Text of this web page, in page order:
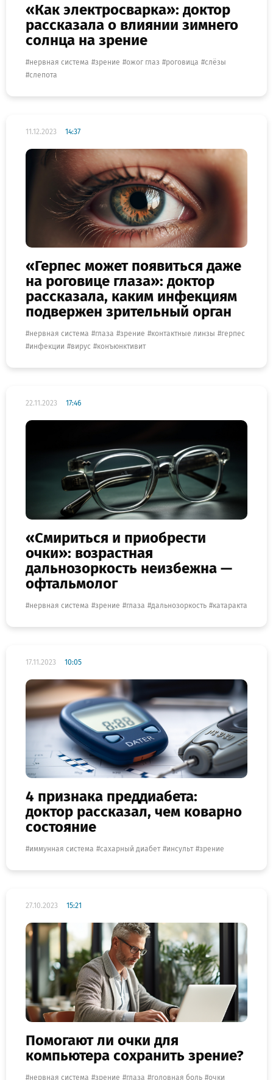
«Как электросварка»: доктор
рассказала о влиянии зимнего
солнца на зрение
нервная система зрение ожог глаз роговица
слёзы
слепота
11.12.2023 14:37
«Герпес может появиться даже
на роговице глаза»: доктор
рассказала, каким инфекциям
подвержен зрительный орган
нервная система глаза зрение контактные линзы
герпес
инфекции
вирус конъюнктивит
22.11.2023 17:46
«Смириться и приобрести
очки»: возрастная
дальнозоркость неизбежна —
офтальмолог
нервная система зрение глаза дальнозоркость катаракта
17.11.2023 10:05
4 признака преддиабета:
доктор рассказал, чем коварно
состояние
иммунная система сахарный диабет инсульт зрение
27.10.2023 15:21
Помогают ли очки для
компьютера сохранить зрение?
нервная система зрение глаза головная боль очки